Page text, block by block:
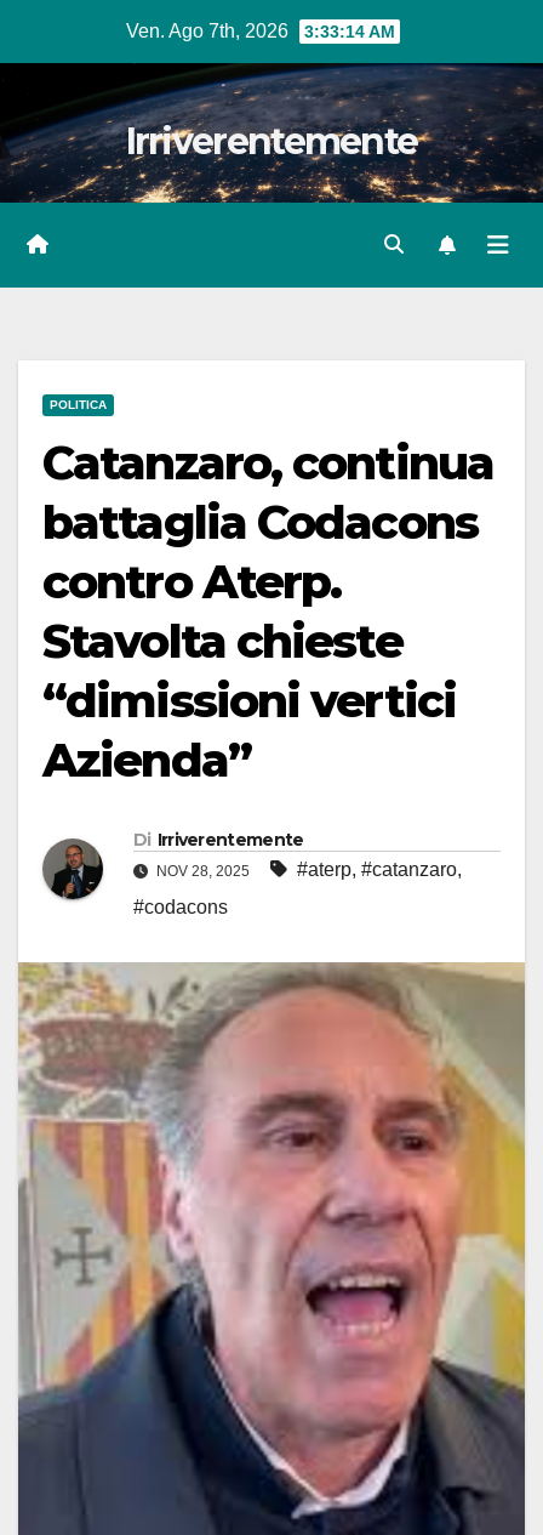
Ven. Ago 7th, 2026 3:33:16 AM
Irriverentemente
POLITICA
Catanzaro, continua
battaglia Codacons
contro Aterp.
Stavolta chieste
“dimissioni vertici
Azienda”
Di Irriverentemente
NOV 28, 2025 #aterp, #catanzaro,
#codacons